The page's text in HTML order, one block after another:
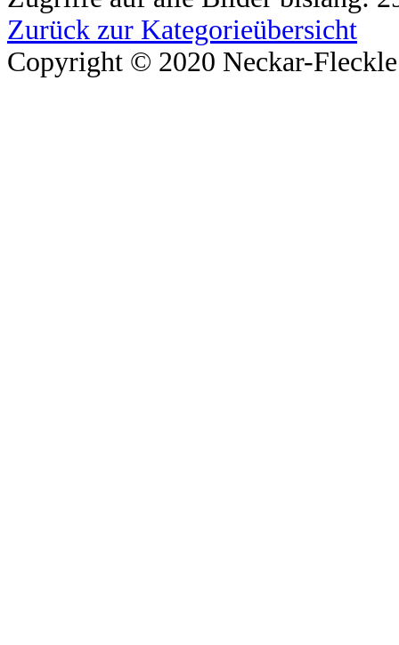
Zurück zur Kategorieübersicht
Copyright © 2020 Neckar-